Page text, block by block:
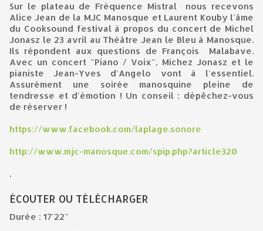
Sur le plateau de Fréquence Mistral nous recevons
Alice Jean de la MJC Manosque et Laurent Kouby l'âme
du Cooksound festival à propos du concert de Michel
Jonasz le 23 avril au Théâtre Jean le Bleu à Manosque.
Ils répondent aux questions de François Malabave.
Avec un concert "Piano / Voix", Michez Jonasz et le
pianiste Jean-Yves d'Angelo vont à l'essentiel.
Assurément une soirée manosquine pleine de
tendresse et d'émotion ! Un conseil : dépêchez-vous
de réserver !
https://www.facebook.com/laplage.sonore
http://www.mjc-manosque.com/spip.php?article320
.
ÉCOUTER OU TÉLÉCHARGER
Durée : 17'22"